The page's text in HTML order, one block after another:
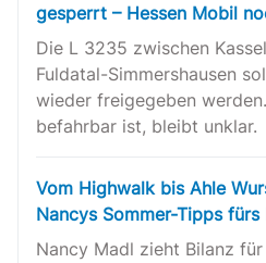
gesperrt – Hessen Mobil
Die L 3235 zwischen
Fuldatal-Simmershausen
wieder freigegeben
befahrbar ist, bleibt unklar.
Vom Highwalk bis Ahle
Nancys Sommer-Tipps
Nancy Madl zieht Bilanz für